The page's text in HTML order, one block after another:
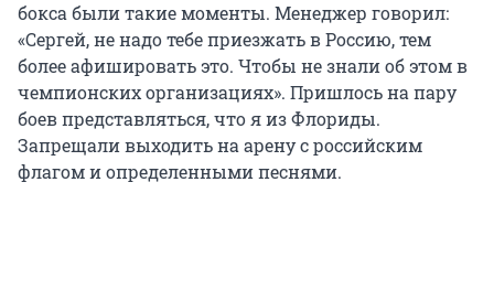
бокса были такие моменты. Менеджер говорил:
«Сергей, не надо тебе приезжать в Россию, тем
более афишировать это. Чтобы не знали об этом в
чемпионских организациях». Пришлось на пару
боев представляться, что я из Флориды.
Запрещали выходить на арену с российским
флагом и определенными песнями.